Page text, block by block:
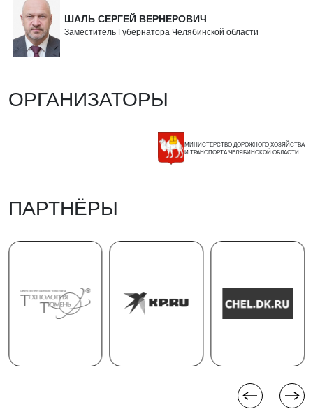
ШАЛЬ СЕРГЕЙ ВЕРНЕРОВИЧ
Заместитель Губернатора Челябинской области
ОРГАНИЗАТОРЫ
МИНИСТЕРСТВО ДОРОЖНОГО ХОЗЯЙСТВА
И ТРАНСПОРТА ЧЕЛЯБИНСКОЙ ОБЛАСТИ
ПАРТНЁРЫ